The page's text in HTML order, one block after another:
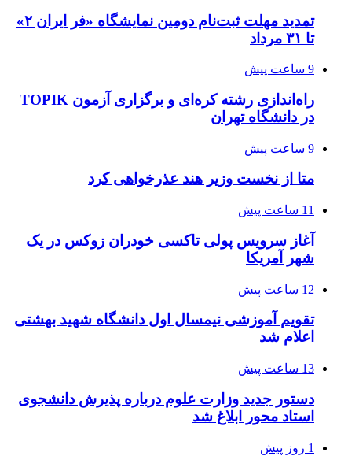
تمدید مهلت ثبت‌نام دومین نمایشگاه «فر ایران ۲»
تا ۳۱ مرداد
9 ساعت پیش
راه‌اندازی رشته کره‌ای و برگزاری آزمون TOPIK
در دانشگاه تهران
9 ساعت پیش
متا از نخست وزیر هند عذرخواهی کرد
11 ساعت پیش
آغاز سرویس پولی تاکسی خودران زوکس در یک
شهر آمریکا
12 ساعت پیش
تقویم آموزشی نیمسال اول دانشگاه شهید بهشتی
اعلام شد
13 ساعت پیش
دستور جدید وزارت علوم درباره پذیرش دانشجوی
استاد محور ابلاغ شد
1 روز پیش